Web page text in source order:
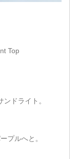
Top
ドライト。
プルへと。